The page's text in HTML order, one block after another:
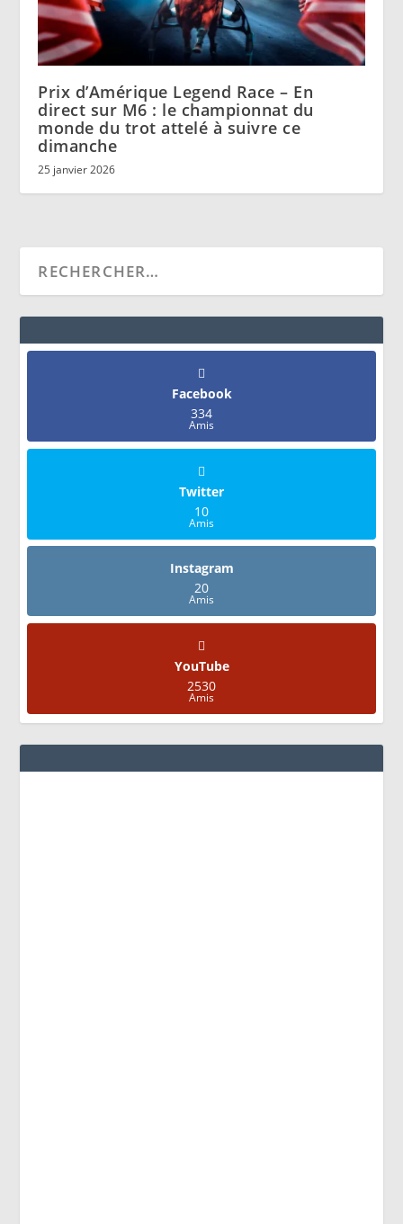
Prix d’Amérique Legend Race – En
direct sur M6 : le championnat du
monde du trot attelé à suivre ce
dimanche
25 janvier 2026
Facebook
334
Amis
Twitter
10
Amis
Instagram
20
Amis
YouTube
2530
Amis